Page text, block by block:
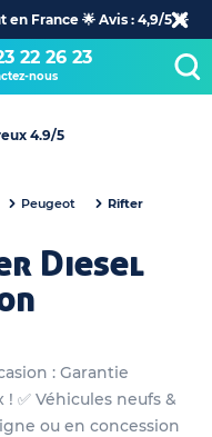
France 🌟 Avis : 4,9/5 🌟
22 26 23
nous
4.9/5
Peugeot Rifter
Diesel
: Garantie
✅ Véhicules neufs &
ou en concession